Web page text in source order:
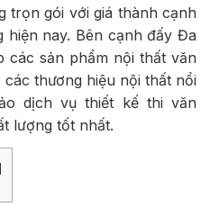
trọn gói với giá thành cạnh
nay. Bên cạnh đấy Đa
các sản phẩm nội thất văn
thương hiệu nội thất nổi
dịch vụ thiết kế thi văn
lượng tốt nhất.